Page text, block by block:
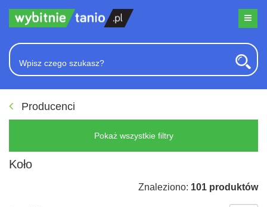
Producenci
Pokaż wszystkie filtry
Koło
Znaleziono: 101 produktów